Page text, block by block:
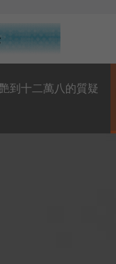
到十二萬八的質疑
啟彰] 三論